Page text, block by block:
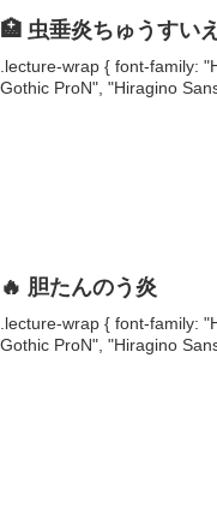
🏥 虫垂炎ちゅうすい
.lecture-wrap { font-family:
Gothic ProN", "Hiragino
🔥 胆たんのう炎
.lecture-wrap { font-family:
Gothic ProN", "Hiragino